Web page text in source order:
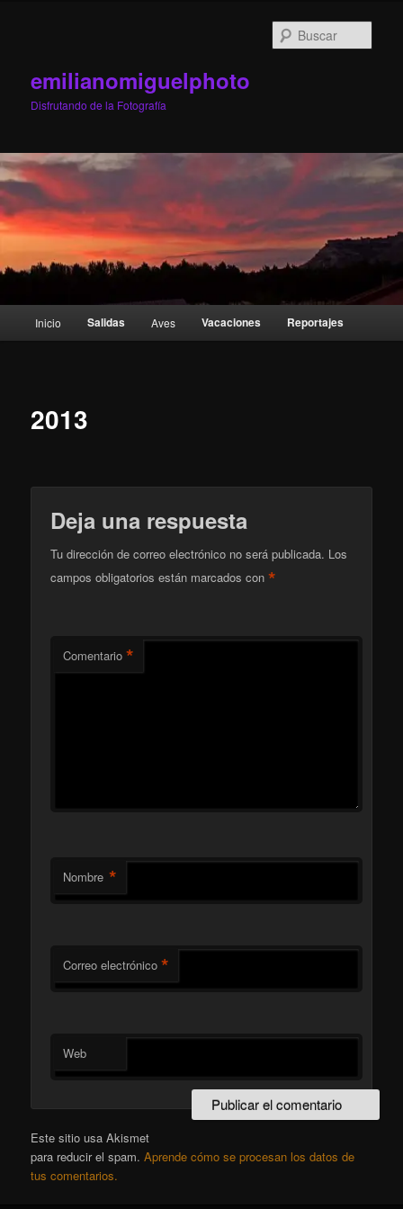
emilianomiguelphoto
Disfrutando de la Fotografía
Inicio Salidas Aves Vacaciones Reportajes
2013
Deja una respuesta
Tu dirección de correo electrónico no será publicada. Los
campos obligatorios están marcados con*
Comentario *
Nombre *
Correo electrónico *
Web
Este sitio usa Akismet
para reducir el spam.Aprende cómo se procesan los datos de
tus comentarios.